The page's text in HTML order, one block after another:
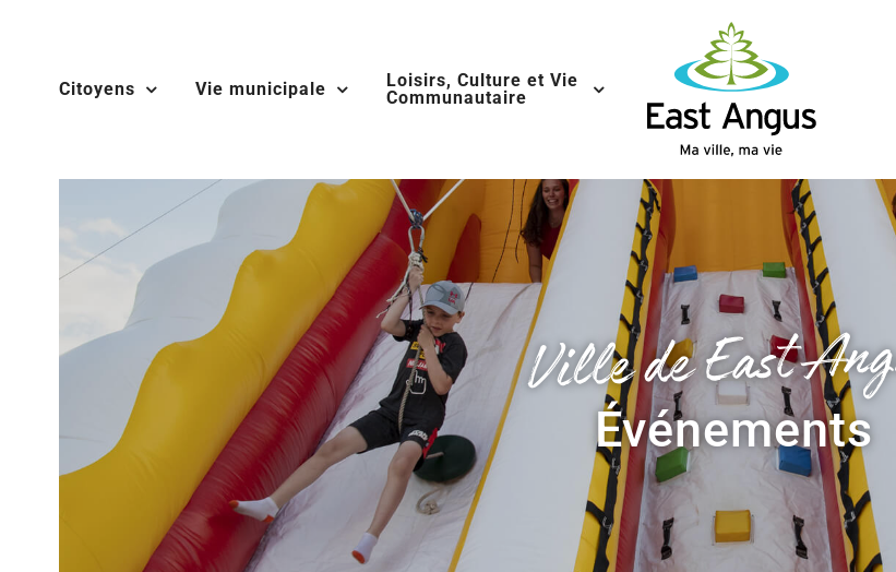
contentCitoyens Vie municipale
Loisirs, Culture et Vie
Communautaire
Ville de East
Événements